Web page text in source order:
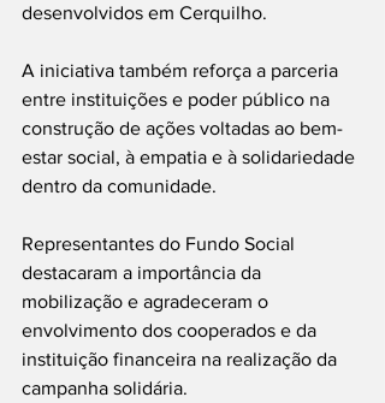
desenvolvidos em Cerquilho.
A iniciativa também reforça a parceria
entre instituições e poder público na
construção de ações voltadas ao bem-
estar social, à empatia e à solidariedade
dentro da comunidade.
Representantes do Fundo Social
destacaram a importância da
mobilização e agradeceram o
envolvimento dos cooperados e da
instituição financeira na realização da
campanha solidária.